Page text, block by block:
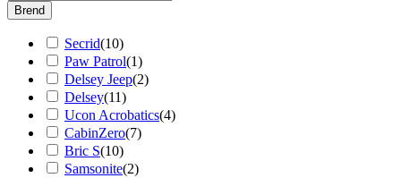
Brend
Secrid(10)
Paw Patrol(1)
Delsey Jeep(2)
Delsey(11)
Ucon Acrobatics(4)
CabinZero(7)
Bric S(10)
Samsonite(2)